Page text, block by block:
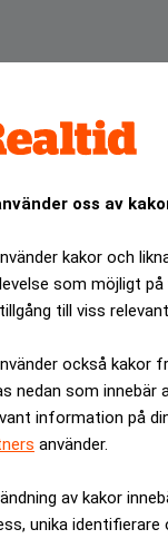
oss av
kakor och
som möjligt
till viss
också kakor
nedan som innebär
information på
använder.
av kakor
unika identifierare
det nya företaget.